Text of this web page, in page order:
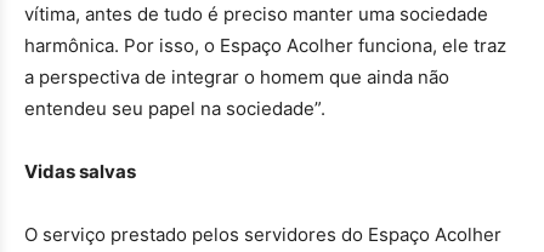
vítima, antes de tudo é preciso manter uma sociedade
harmônica. Por isso, o Espaço Acolher funciona, ele traz
a perspectiva de integrar o homem que ainda não
entendeu seu papel na sociedade”.
Vidas salvas
O serviço prestado pelos servidores do Espaço Acolher